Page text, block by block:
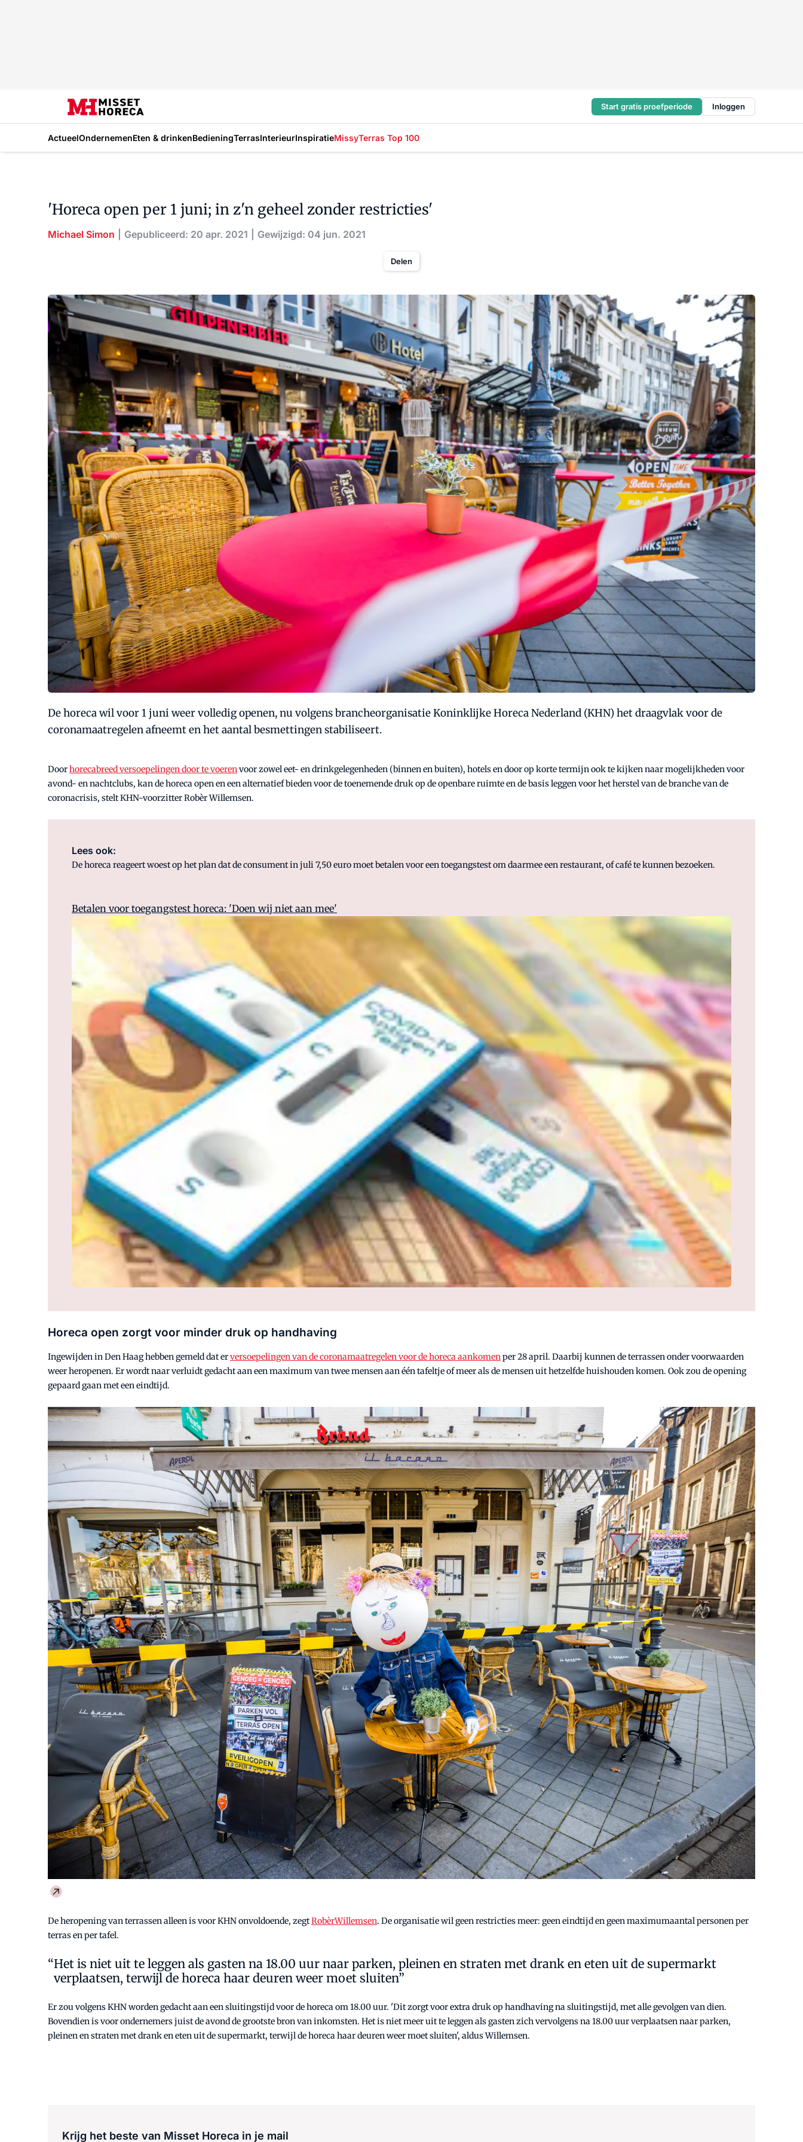
Start gratis proefperiode Inloggen
ActueelOndernemenEten & drinkenBedieningTerrasInterieurInspiratieMissyTerras Top 100
'Horeca open per 1 juni; in z'n geheel zonder restricties'
Michael Simon Gepubliceerd: 20 apr. 2021 Gewijzigd: 04 jun. 2021
Delen
De horeca wil voor 1 juni weer volledig openen, nu volgens brancheorganisatie Koninklijke Horeca Nederland (KHN) het draagvlak voor de
coronamaatregelen afneemt en het aantal besmettingen stabiliseert.
Doorhorecabreed versoepelingen door te voerenvoor zowel eet- en drinkgelegenheden (binnen en buiten), hotels en door op korte termijn ook te kijken naar mogelijkheden voor
avond- en nachtclubs, kan de horeca open en een alternatief bieden voor de toenemende druk op de openbare ruimte en de basis leggen voor het herstel van de branche van de
coronacrisis, stelt KHN-voorzitter Robèr Willemsen.
Lees ook:
De horeca reageert woest op het plan dat de consument in juli 7,50 euro moet betalen voor een toegangstest om daarmee een restaurant, of café te kunnen bezoeken.
Betalen voor toegangstest horeca: 'Doen wij niet aan mee'
Horeca open zorgt voor minder druk op handhaving
Ingewijden in Den Haag hebben gemeld dat erversoepelingen van de coronamaatregelen voor de horeca aankomenper 28 april. Daarbij kunnen de terrassen onder voorwaarden
weer heropenen. Er wordt naar verluidt gedacht aan een maximum van twee mensen aan één tafeltje of meer als de mensen uit hetzelfde huishouden komen. Ook zou de opening
gepaard gaan met een eindtijd.
De heropening van terrassen alleen is voor KHN onvoldoende, zegtRobèrWillemsen. De organisatie wil geen restricties meer: geen eindtijd en geen maximumaantal personen per
terras en per tafel.
Het is niet uit te leggen als gasten na 18.00 uur naar parken, pleinen en straten met drank en eten uit de supermarkt
verplaatsen, terwijl de horeca haar deuren weer moet sluiten”
Er zou volgens KHN worden gedacht aan een sluitingstijd voor de horeca om 18.00 uur. 'Dit zorgt voor extra druk op handhaving na sluitingstijd, met alle gevolgen van dien.
Bovendien is voor ondernemers juist de avond de grootste bron van inkomsten. Het is niet meer uit te leggen als gasten zich vervolgens na 18.00 uur verplaatsen naar parken,
pleinen en straten met drank en eten uit de supermarkt, terwijl de horeca haar deuren weer moet sluiten', aldus Willemsen.
Krijg het beste van Misset Horeca in je mail